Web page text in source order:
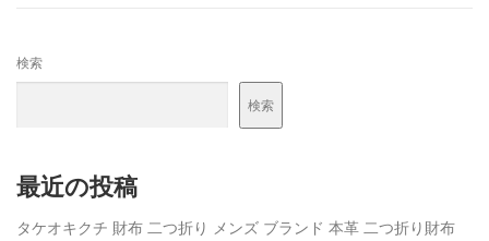
検索
検索
最近の投稿
タケオキクチ 財布 二つ折り メンズ ブランド 本革 二つ折り財布